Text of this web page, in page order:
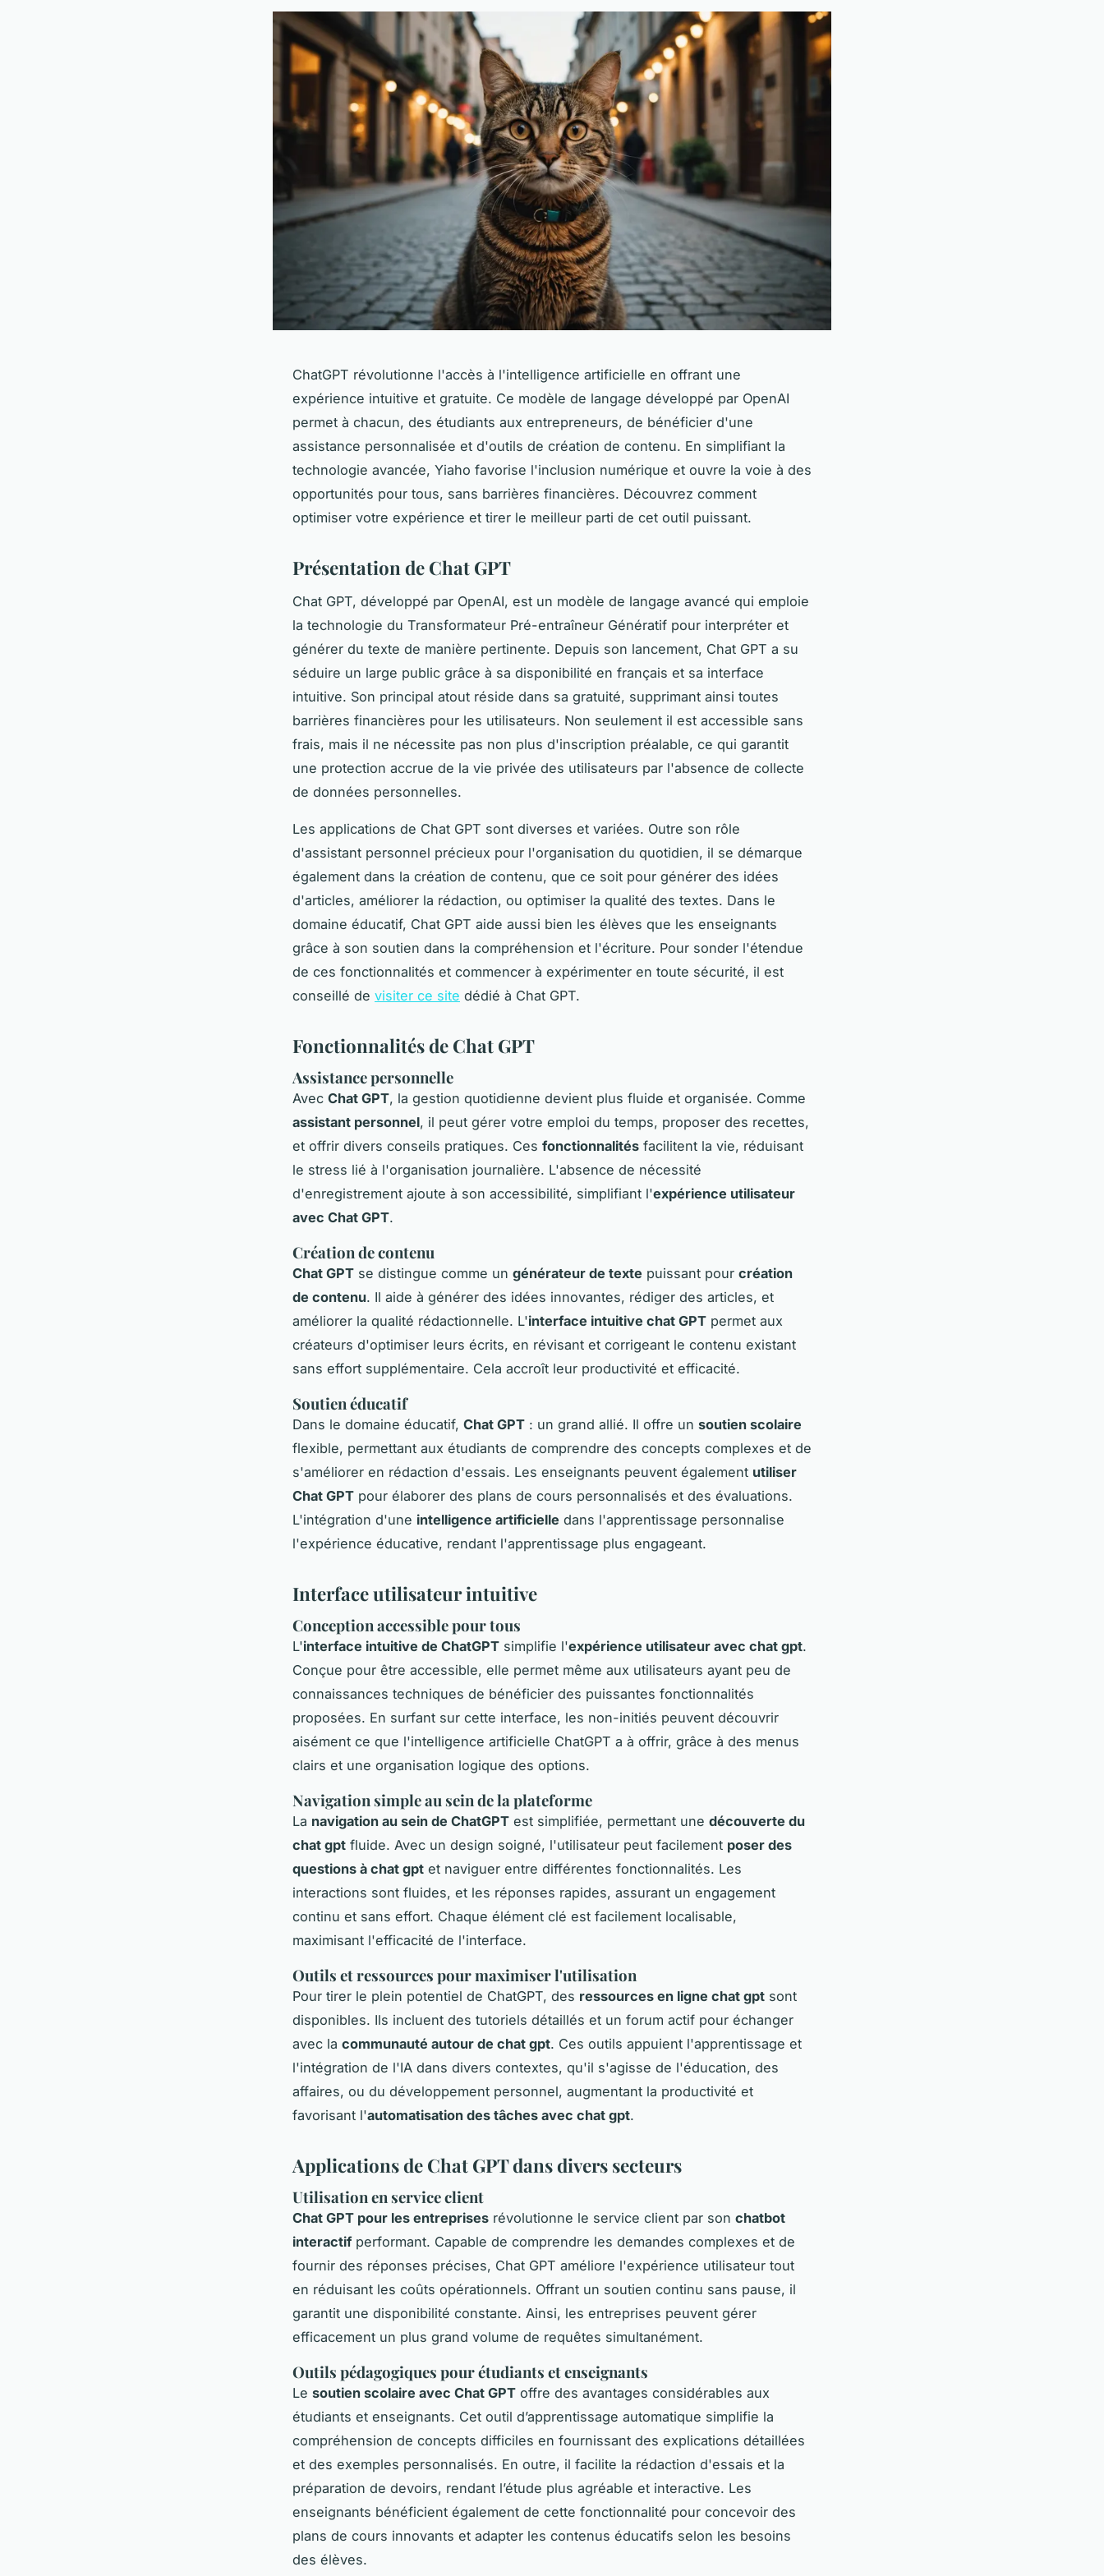
ChatGPT révolutionne l'accès à l'intelligence artificielle en offrant une
expérience intuitive et gratuite. Ce modèle de langage développé par OpenAI
permet à chacun, des étudiants aux entrepreneurs, de bénéficier d'une
assistance personnalisée et d'outils de création de contenu. En simplifiant la
technologie avancée, Yiaho favorise l'inclusion numérique et ouvre la voie à des
opportunités pour tous, sans barrières financières. Découvrez comment
optimiser votre expérience et tirer le meilleur parti de cet outil puissant.
Présentation de Chat GPT
Chat GPT, développé par OpenAI, est un modèle de langage avancé qui emploie
la technologie du Transformateur Pré-entraîneur Génératif pour interpréter et
générer du texte de manière pertinente. Depuis son lancement, Chat GPT a su
séduire un large public grâce à sa disponibilité en français et sa interface
intuitive. Son principal atout réside dans sa gratuité, supprimant ainsi toutes
barrières financières pour les utilisateurs. Non seulement il est accessible sans
frais, mais il ne nécessite pas non plus d'inscription préalable, ce qui garantit
une protection accrue de la vie privée des utilisateurs par l'absence de collecte
de données personnelles.
Les applications de Chat GPT sont diverses et variées. Outre son rôle
d'assistant personnel précieux pour l'organisation du quotidien, il se démarque
également dans la création de contenu, que ce soit pour générer des idées
d'articles, améliorer la rédaction, ou optimiser la qualité des textes. Dans le
domaine éducatif, Chat GPT aide aussi bien les élèves que les enseignants
grâce à son soutien dans la compréhension et l'écriture. Pour sonder l'étendue
de ces fonctionnalités et commencer à expérimenter en toute sécurité, il est
conseillé de visiter ce site dédié à Chat GPT.
Fonctionnalités de Chat GPT
Assistance personnelle
Avec Chat GPT, la gestion quotidienne devient plus fluide et organisée. Comme
assistant personnel, il peut gérer votre emploi du temps, proposer des recettes,
et offrir divers conseils pratiques. Ces fonctionnalités facilitent la vie, réduisant
le stress lié à l'organisation journalière. L'absence de nécessité
d'enregistrement ajoute à son accessibilité, simplifiant l'expérience utilisateur
avec Chat GPT.
Création de contenu
Chat GPT se distingue comme un générateur de texte puissant pour création
de contenu. Il aide à générer des idées innovantes, rédiger des articles, et
améliorer la qualité rédactionnelle. L'interface intuitive chat GPT permet aux
créateurs d'optimiser leurs écrits, en révisant et corrigeant le contenu existant
sans effort supplémentaire. Cela accroît leur productivité et efficacité.
Soutien éducatif
Dans le domaine éducatif, Chat GPT : un grand allié. Il offre un soutien scolaire
flexible, permettant aux étudiants de comprendre des concepts complexes et de
s'améliorer en rédaction d'essais. Les enseignants peuvent également utiliser
Chat GPT pour élaborer des plans de cours personnalisés et des évaluations.
L'intégration d'une intelligence artificielle dans l'apprentissage personnalise
l'expérience éducative, rendant l'apprentissage plus engageant.
Interface utilisateur intuitive
Conception accessible pour tous
L'interface intuitive de ChatGPT simplifie l'expérience utilisateur avec chat gpt.
Conçue pour être accessible, elle permet même aux utilisateurs ayant peu de
connaissances techniques de bénéficier des puissantes fonctionnalités
proposées. En surfant sur cette interface, les non-initiés peuvent découvrir
aisément ce que l'intelligence artificielle ChatGPT a à offrir, grâce à des menus
clairs et une organisation logique des options.
Navigation simple au sein de la plateforme
La navigation au sein de ChatGPT est simplifiée, permettant une découverte du
chat gpt fluide. Avec un design soigné, l'utilisateur peut facilement poser des
questions à chat gpt et naviguer entre différentes fonctionnalités. Les
interactions sont fluides, et les réponses rapides, assurant un engagement
continu et sans effort. Chaque élément clé est facilement localisable,
maximisant l'efficacité de l'interface.
Outils et ressources pour maximiser l'utilisation
Pour tirer le plein potentiel de ChatGPT, des ressources en ligne chat gpt sont
disponibles. Ils incluent des tutoriels détaillés et un forum actif pour échanger
avec la communauté autour de chat gpt. Ces outils appuient l'apprentissage et
l'intégration de l'IA dans divers contextes, qu'il s'agisse de l'éducation, des
affaires, ou du développement personnel, augmentant la productivité et
favorisant l'automatisation des tâches avec chat gpt.
Applications de Chat GPT dans divers secteurs
Utilisation en service client
Chat GPT pour les entreprises révolutionne le service client par son chatbot
interactifperformant. Capable de comprendre les demandes complexes et de
fournir des réponses précises, Chat GPT améliore l'expérience utilisateur tout
en réduisant les coûts opérationnels. Offrant un soutien continu sans pause, il
garantit une disponibilité constante. Ainsi, les entreprises peuvent gérer
efficacement un plus grand volume de requêtes simultanément.
Outils pédagogiques pour étudiants et enseignants
Le soutien scolaire avec Chat GPT offre des avantages considérables aux
étudiants et enseignants. Cet outil d’apprentissage automatique simplifie la
compréhension de concepts difficiles en fournissant des explications détaillées
et des exemples personnalisés. En outre, il facilite la rédaction d'essais et la
préparation de devoirs, rendant l’étude plus agréable et interactive. Les
enseignants bénéficient également de cette fonctionnalité pour concevoir des
plans de cours innovants et adapter les contenus éducatifs selon les besoins
des élèves.